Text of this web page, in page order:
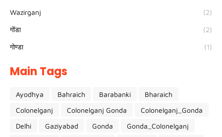
Wazirganj (2)
गोंडा (2)
गोण्डा (1)
Main Tags
Ayodhya Bahraich Barabanki
Bharaich
Colonelganj
Colonelganj Gonda
Colonelganj_Gonda
Delhi
Gaziyabad Gonda Gonda_Colonelganj